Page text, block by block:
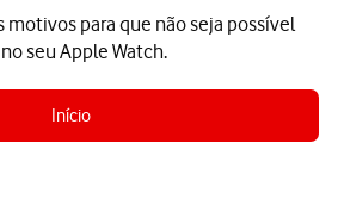
motivos para que não seja possível
seu Apple Watch.
Início